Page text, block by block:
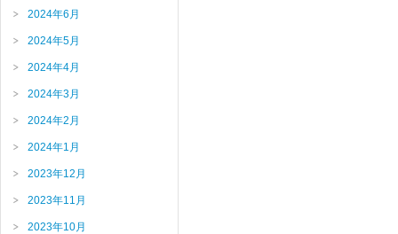
2024年6月
2024年5月
2024年4月
2024年3月
2024年2月
2024年1月
2023年12月
2023年11月
2023年10月